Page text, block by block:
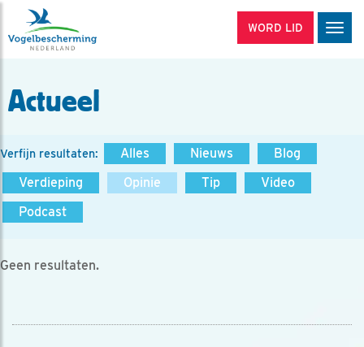
WORD LID
Actueel
Verfijn resultaten: Alles Nieuws
Blog
Verdieping
Opinie Tip
Video
Podcast
Geen resultaten.